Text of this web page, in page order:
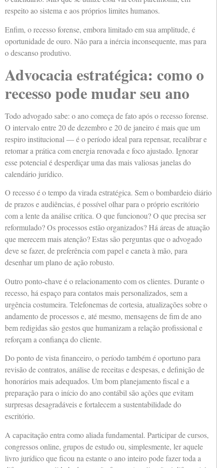
respeito ao sistema e aos próprios limites humanos.
Enfim, o recesso forense, embora limitado em sua amplitude, é
oportunidade de ouro. Não para a inércia inconsequente, mas para
o descanso produtivo.
Advocacia estratégica: como o
recesso pode mudar seu ano
Todo advogado sabe: o ano começa de fato após o recesso forense.
O intervalo entre 20 de dezembro e 20 de janeiro é mais que um
respiro institucional — é o período ideal para repensar, recalibrar e
retomar a prática com energia renovada e foco ajustado. Ignorar
esse potencial é desperdiçar uma das mais valiosas janelas do
calendário jurídico.
O recesso é o tempo da virada estratégica. Sem o bombardeio diário
de prazos e audiências, é possível olhar para o próprio escritório
com a lente da análise crítica. O que funcionou? O que precisa ser
reformulado? Os processos estão organizados? Há áreas de atuação
que merecem mais atenção? Estas são perguntas que o advogado
deve se fazer, de preferência com papel e caneta à mão, para
desenhar um plano de ação robusto.
Outro ponto-chave é o relacionamento com os clientes. Durante o
recesso, há espaço para contatos mais personalizados, sem a
urgência costumeira. Telefonemas de cortesia, atualizações sobre o
andamento de processos e, até mesmo, mensagens de fim de ano
bem redigidas são gestos que humanizam a relação profissional e
reforçam a confiança do cliente.
Do ponto de vista financeiro, o período também é oportuno para
revisão de contratos, análise de receitas e despesas, e definição de
honorários mais adequados. Um bom planejamento fiscal e a
preparação para o início do ano contábil são ações que evitam
surpresas desagradáveis e fortalecem a sustentabilidade do
escritório.
A capacitação entra como aliada fundamental. Participar de cursos,
congressos online, grupos de estudo ou, simplesmente, ler aquele
livro jurídico que ficou na estante o ano inteiro pode fazer toda a